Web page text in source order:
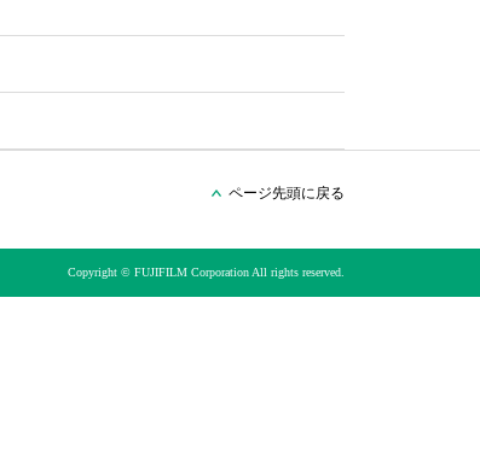
ページ先頭に戻る
Copyright © FUJIFILM Corporation All rights reserved.